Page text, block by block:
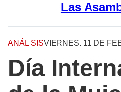
Las
ANÁLISISVIERNES, 11 DE
Día